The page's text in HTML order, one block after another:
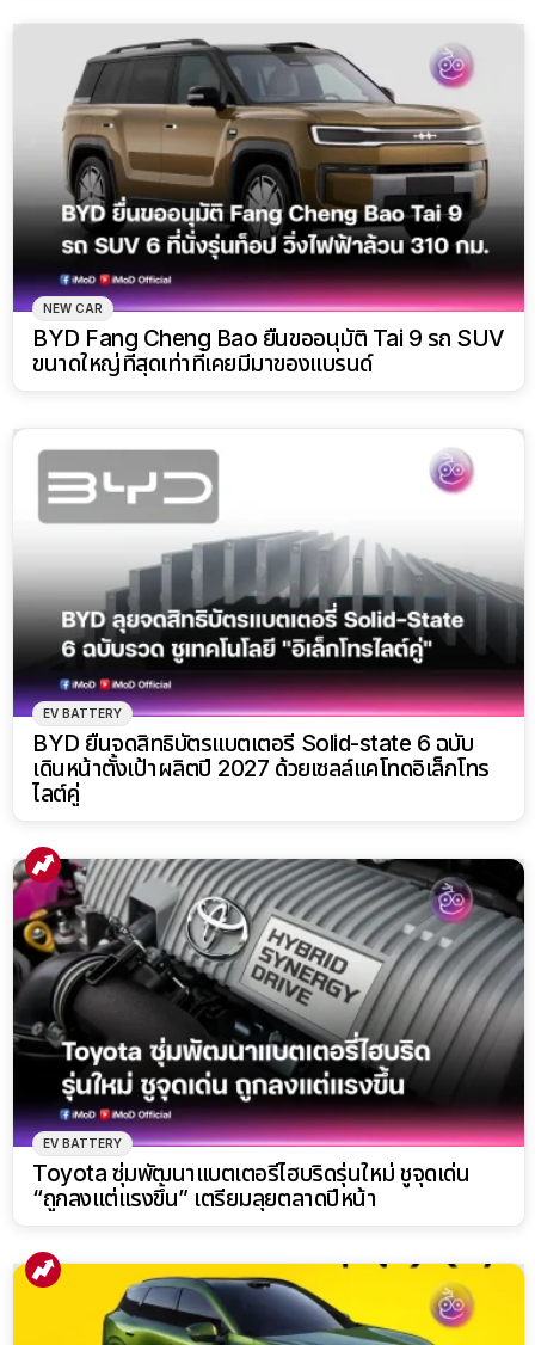
NEW CAR
BYD Fang Cheng Bao ยื่นขออนุมัติ Tai 9 รถ SUV
ขนาดใหญ่ที่สุดเท่าที่เคยมีมาของแบรนด์
EV BATTERY
BYD ยื่นจดสิทธิบัตรแบตเตอรี่ Solid-state 6 ฉบับ
เดินหน้าตั้งเป้าผลิตปี 2027 ด้วยเซลล์แคโทดอิเล็กโทร
ไลต์คู่
EV BATTERY
Toyota ซุ่มพัฒนาแบตเตอรี่ไฮบริดรุ่นใหม่ ชูจุดเด่น
“ถูกลงแต่แรงขึ้น” เตรียมลุยตลาดปีหน้า